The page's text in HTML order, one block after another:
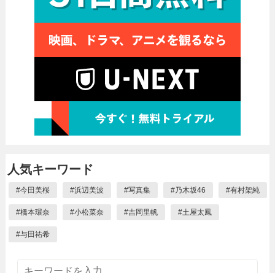
人気キーワード
#今田美桜 #浜辺美波 #写真集 #乃木坂46 #有村架純
#橋本環奈 #小松菜奈 #吉岡里帆 #土屋太鳳
#与田祐希